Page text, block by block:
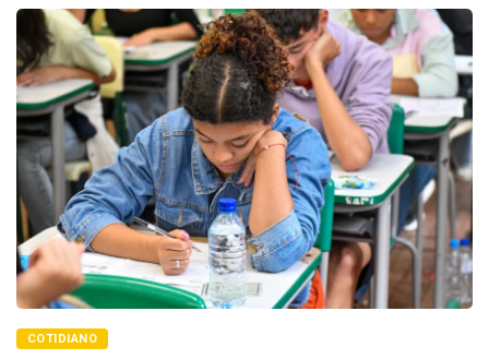
COTIDIANO